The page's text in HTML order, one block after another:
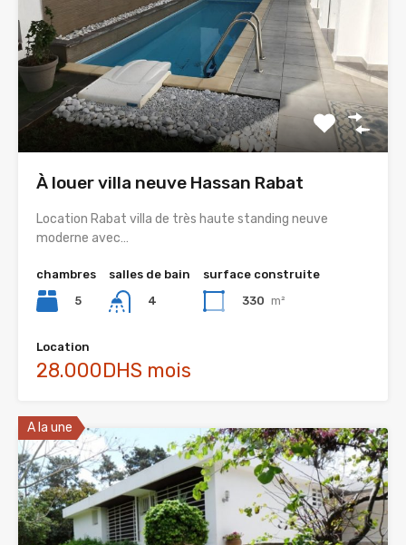
À louer villa neuve Hassan Rabat
Location Rabat villa de très haute standing neuve
moderne avec…
chambres
5
salles de bain
4
surface construite
330 m²
Location
28.000DHS mois
A la une